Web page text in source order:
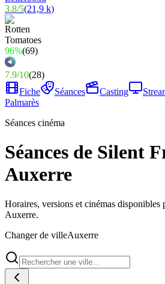
3.8/5(21,9 k)
96%(69)
7.9/10(28)
Fiche
Séances Casting
Palmarès
Séances cinéma
Séances de Silent
Auxerre
Horaires, versions et cinémas disponibles
Auxerre.
Changer de villeAuxerre